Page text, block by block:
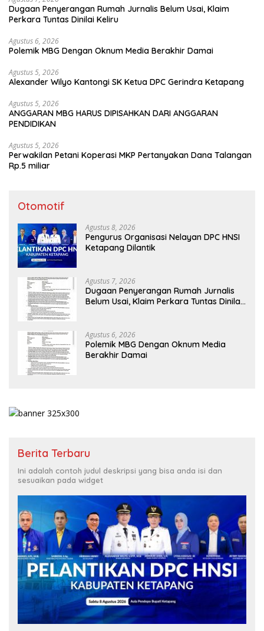
Dugaan Penyerangan Rumah Jurnalis Belum Usai, Klaim
Perkara Tuntas Dinilai Keliru
Agustus 6, 2026
Polemik MBG Dengan Oknum Media Berakhir Damai
Agustus 5, 2026
Alexander Wilyo Kantongi SK Ketua DPC Gerindra Ketapang
Agustus 5, 2026
ANGGARAN MBG HARUS DIPISAHKAN DARI ANGGARAN
PENDIDIKAN
Agustus 5, 2026
Perwakilan Petani Koperasi MKP Pertanyakan Dana Talangan
Rp.5 miliar
Otomotif
Agustus 8, 2026
Pengurus Organisasi Nelayan DPC HNSI
Ketapang Dilantik
Agustus 7, 2026
Dugaan Penyerangan Rumah Jurnalis
Belum Usai, Klaim Perkara Tuntas Dinilai
Agustus 6, 2026
Polemik MBG Dengan Oknum Media
Berakhir Damai
Berita Terbaru
Ini adalah contoh judul deskripsi yang bisa anda isi dan
sesuaikan pada widget